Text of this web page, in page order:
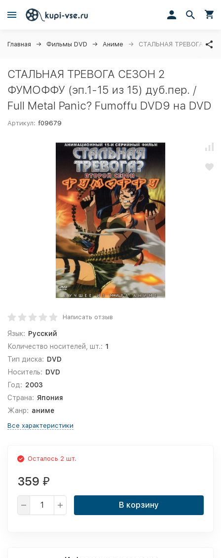
Главная Фильмы DVD Аниме СТАЛЬНАЯ ТРЕВОГА
СТАЛЬНАЯ ТРЕВОГА СЕЗОН 2
ФУМОФФУ (эп.1-15 из 15) дуб.пер. /
Full Metal Panic? Fumoffu DVD9 на DVD
Артикул: f09679
Написать отзыв
Язык: Русский
Количество носителей, шт.: 1
Тип диска: DVD
Носитель: DVD
Год: 2003
Страна: Япония
Жанр: аниме
Все характеристики
Осталось 2 шт.
359 ₽
В корзину